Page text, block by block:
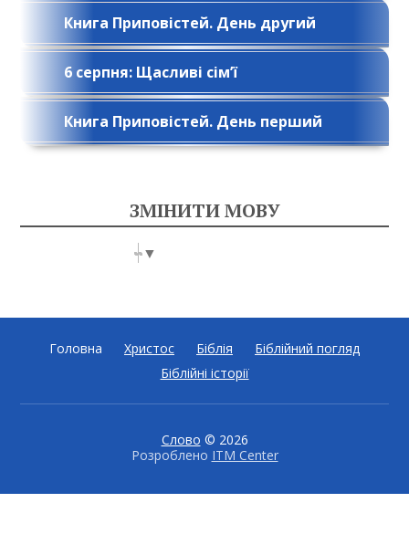
Книга Приповістей. День другий
6 серпня: Щасливі сім’ї
Книга Приповістей. День перший
ЗМІНИТИ МОВУ
Select Language ▼
Головна Христос Біблія
Біблійний погляд
Біблійні історії
Слово © 2026
Розроблено ITM Center